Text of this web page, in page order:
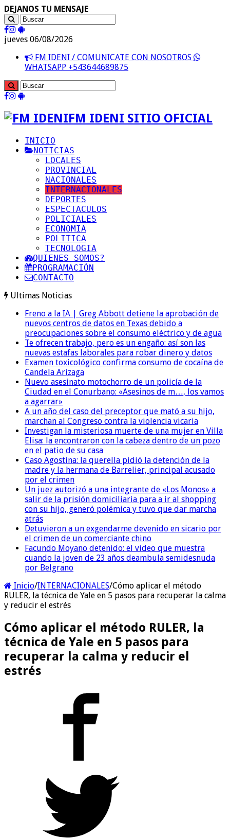
DEJANOS TU MENSAJE
jueves 06/08/2026
FM IDENI / COMUNICATE CON NOSOTROS
WHATSAPP +543644689875
FM IDENI SITIO OFICIAL
INICIO
NOTICIAS
LOCALES
PROVINCIAL
NACIONALES
INTERNACIONALES
DEPORTES
ESPECTACULOS
POLICIALES
ECONOMIA
POLITICA
TECNOLOGIA
QUIENES SOMOS?
PROGRAMACIÓN
CONTACTO
Ultimas Noticias
Freno a la IA | Greg Abbott detiene la aprobación de
nuevos centros de datos en Texas debido a
preocupaciones sobre el consumo eléctrico y de agua
Te ofrecen trabajo, pero es un engaño: así son las
nuevas estafas laborales para robar dinero y datos
Examen toxicológico confirma consumo de cocaína de
Candela Arizaga
Nuevo asesinato motochorro de un policía de la
Ciudad en el Conurbano: «Asesinos de m…, los vamos
a agarrar»
A un año del caso del preceptor que mató a su hijo,
marchan al Congreso contra la violencia vicaria
Investigan la misteriosa muerte de una mujer en Villa
Elisa: la encontraron con la cabeza dentro de un pozo
en el patio de su casa
Caso Agostina: la querella pidió la detención de la
madre y la hermana de Barrelier, principal acusado
por el crimen
Un juez autorizó a una integrante de «Los Monos» a
salir de la prisión domiciliaria para a ir al shopping
con su hijo, generó polémica y tuvo que dar marcha
atrás
Detuvieron a un exgendarme devenido en sicario por
el crimen de un comerciante chino
Facundo Moyano detenido: el video que muestra
cuando la joven de 23 años deambula semidesnuda
por Belgrano
Inicio/INTERNACIONALES/Cómo aplicar el método
RULER, la técnica de Yale en 5 pasos para recuperar la calma
y reducir el estrés
Cómo aplicar el método RULER, la
técnica de Yale en 5 pasos para
recuperar la calma y reducir el
estrés